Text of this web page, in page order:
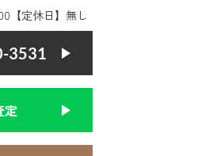
【定休日】無し
3531
定